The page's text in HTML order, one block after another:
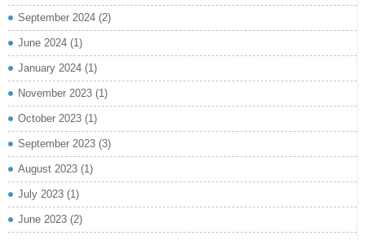
September 2024 (2)
June 2024 (1)
January 2024 (1)
November 2023 (1)
October 2023 (1)
September 2023 (3)
August 2023 (1)
July 2023 (1)
June 2023 (2)